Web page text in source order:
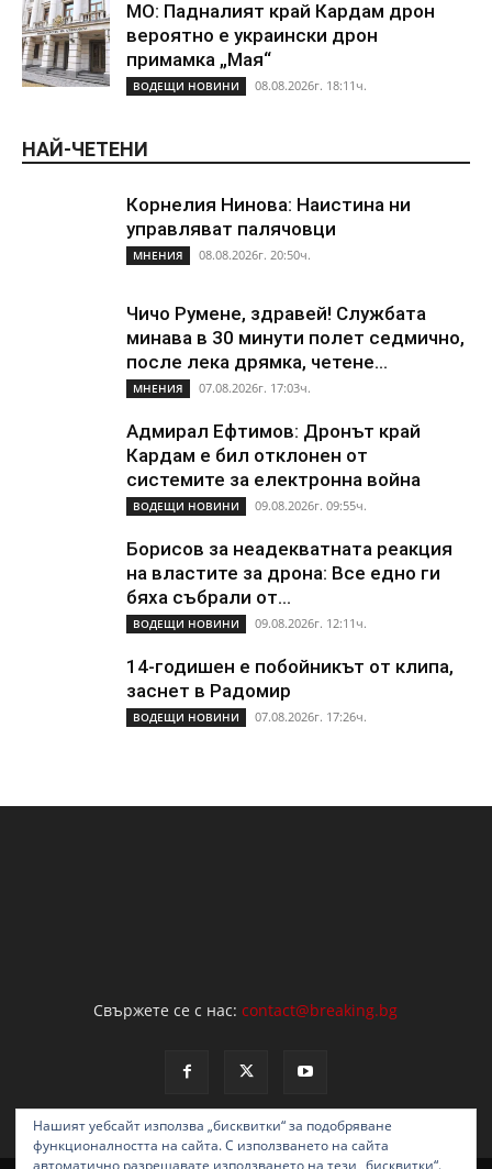
МО: Падналият край Кардам дрон
вероятно е украински дрон
примамка „Мая“
ВОДЕЩИ НОВИНИ 08.08.2026г. 18:11ч.
НАЙ-ЧЕТЕНИ
Корнелия Нинова: Наистина ни
управляват палячовци
МНЕНИЯ 08.08.2026г. 20:50ч.
Чичо Румене, здравей! Службата
минава в 30 минути полет седмично,
после лека дрямка, четене...
МНЕНИЯ 07.08.2026г. 17:03ч.
Адмирал Ефтимов: Дронът край
Кардам е бил отклонен от
системите за електронна война
ВОДЕЩИ НОВИНИ 09.08.2026г. 09:55ч.
Борисов за неадекватната реакция
на властите за дрона: Все едно ги
бяха събрали от...
ВОДЕЩИ НОВИНИ 09.08.2026г. 12:11ч.
14-годишен е побойникът от клипа,
заснет в Радомир
ВОДЕЩИ НОВИНИ 07.08.2026г. 17:26ч.
Свържете се с нас:contact@breaking.bg
Нашият уебсайт използва „бисквитки“ за подобряване
функционалността на сайта. С използването на сайта
автоматично разрешавате използването на тези „бисквитки“.